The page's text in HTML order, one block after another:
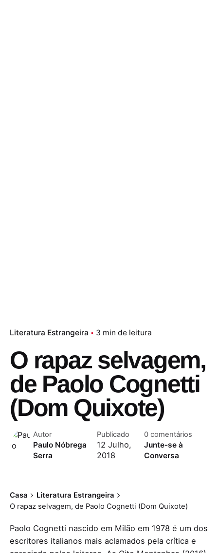
Literatura Estrangeira 3 min de leitura
O rapaz selvagem,
de Paolo Cognetti
(Dom Quixote)
Autor
Paulo Nóbrega
Serra
Publicado
12 Julho,
2018
0 comentários
Junte-se à
Conversa
Casa
Literatura Estrangeira
O rapaz selvagem, de Paolo Cognetti (Dom Quixote)
Paolo Cognetti nascido em Milão em 1978 é um dos
escritores italianos mais aclamados pela crítica e